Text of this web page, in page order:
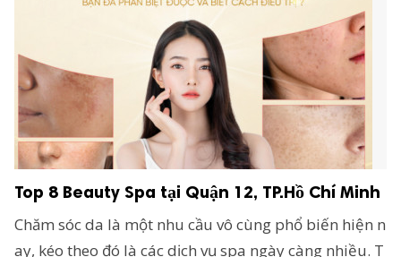
Top 8 Beauty Spa tại Quận 12, TP.Hồ Chí Minh
Chăm sóc da là một nhu cầu vô cùng phổ biến hiện n
ay, kéo theo đó là các dịch vụ spa ngày càng nhiều. T